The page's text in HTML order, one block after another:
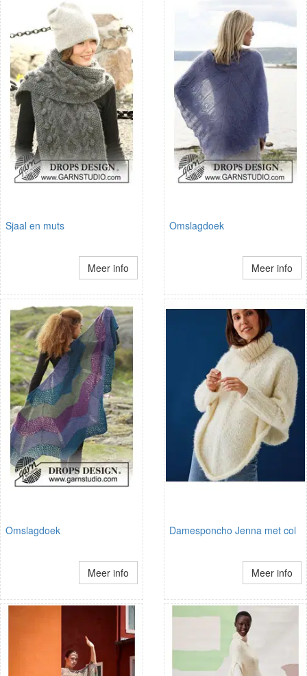
Sjaal en muts
Meer info
Omslagdoek
Meer info
Omslagdoek
Meer info
Damesponcho Jenna met col
Meer info